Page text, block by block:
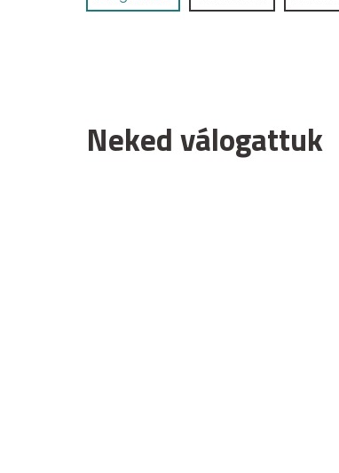
Neked válogattuk